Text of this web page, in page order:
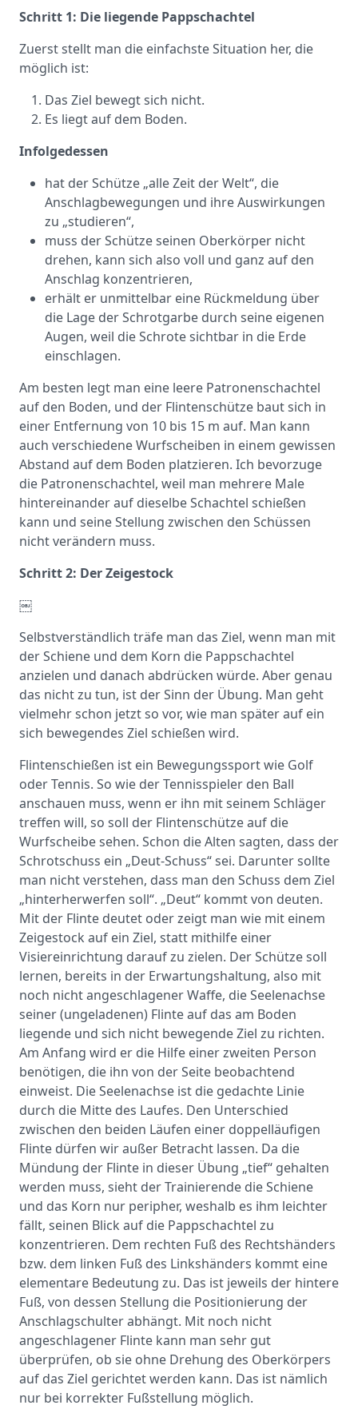
Schritt 1: Die liegende Pappschachtel
Zuerst stellt man die einfachste Situation her, die
möglich ist:
Das Ziel bewegt sich nicht.
Es liegt auf dem Boden.
Infolgedessen
hat der Schütze „alle Zeit der Welt“, die
Anschlagbewegungen und ihre Auswirkungen
zu „studieren“,
muss der Schütze seinen Oberkörper nicht
drehen, kann sich also voll und ganz auf den
Anschlag konzentrieren,
erhält er unmittelbar eine Rückmeldung über
die Lage der Schrotgarbe durch seine eigenen
Augen, weil die Schrote sichtbar in die Erde
einschlagen.
Am besten legt man eine leere Patronenschachtel
auf den Boden, und der Flintenschütze baut sich in
einer Entfernung von 10 bis 15 m auf. Man kann
auch verschiedene Wurfscheiben in einem gewissen
Abstand auf dem Boden platzieren. Ich bevorzuge
die Patronenschachtel, weil man mehrere Male
hintereinander auf dieselbe Schachtel schießen
kann und seine Stellung zwischen den Schüssen
nicht verändern muss.
Schritt 2: Der Zeigestock
￼
Selbstverständlich träfe man das Ziel, wenn man mit
der Schiene und dem Korn die Pappschachtel
anzielen und danach abdrücken würde. Aber genau
das nicht zu tun, ist der Sinn der Übung. Man geht
vielmehr schon jetzt so vor, wie man später auf ein
sich bewegendes Ziel schießen wird.
Flintenschießen ist ein Bewegungssport wie Golf
oder Tennis. So wie der Tennisspieler den Ball
anschauen muss, wenn er ihn mit seinem Schläger
treffen will, so soll der Flintenschütze auf die
Wurfscheibe sehen. Schon die Alten sagten, dass der
Schrotschuss ein „Deut-Schuss“ sei. Darunter sollte
man nicht verstehen, dass man den Schuss dem Ziel
„hinterherwerfen soll“. „Deut“ kommt von deuten.
Mit der Flinte deutet oder zeigt man wie mit einem
Zeigestock auf ein Ziel, statt mithilfe einer
Visiereinrichtung darauf zu zielen. Der Schütze soll
lernen, bereits in der Erwartungshaltung, also mit
noch nicht angeschlagener Waffe, die Seelenachse
seiner (ungeladenen) Flinte auf das am Boden
liegende und sich nicht bewegende Ziel zu richten.
Am Anfang wird er die Hilfe einer zweiten Person
benötigen, die ihn von der Seite beobachtend
einweist. Die Seelenachse ist die gedachte Linie
durch die Mitte des Laufes. Den Unterschied
zwischen den beiden Läufen einer doppelläufigen
Flinte dürfen wir außer Betracht lassen. Da die
Mündung der Flinte in dieser Übung „tief“ gehalten
werden muss, sieht der Trainierende die Schiene
und das Korn nur peripher, weshalb es ihm leichter
fällt, seinen Blick auf die Pappschachtel zu
konzentrieren. Dem rechten Fuß des Rechtshänders
bzw. dem linken Fuß des Linkshänders kommt eine
elementare Bedeutung zu. Das ist jeweils der hintere
Fuß, von dessen Stellung die Positionierung der
Anschlagschulter abhängt. Mit noch nicht
angeschlagener Flinte kann man sehr gut
überprüfen, ob sie ohne Drehung des Oberkörpers
auf das Ziel gerichtet werden kann. Das ist nämlich
nur bei korrekter Fußstellung möglich.